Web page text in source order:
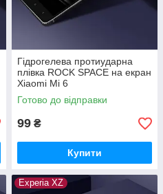
Гідрогелева протиударна
плівка ROCK SPACE на екран
Xiaomi Mi 6
Готово до відправки
99 ₴
Купити
Experia XZ